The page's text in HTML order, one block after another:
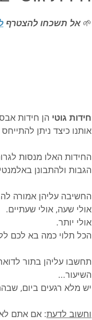
🌱 אל תשכחו להצטרף
חידות גוטי הן חידות
אותנו כיצד ניתן
החידות האלו מנסות
הגבות ולהתבונן
החשיבה עליהן אמורה
אולי שעה, אולי שעתיים.
אולי יותר.
הכל תלוי כמה בא לכם
תחשבו עליהן בתור
השיעור...
יש מלא רגעים ביום,
וחשוב לדעת: אם אתם לא